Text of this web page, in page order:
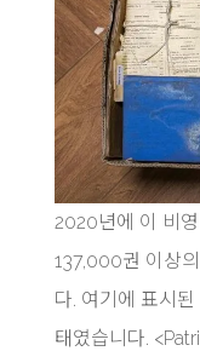
2020년에 이 비
137,000권 이상
다. 여기에 표시
태였습니다.